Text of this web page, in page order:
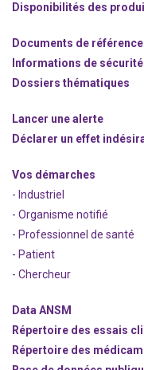
Disponibilités des
Documents de référence
Informations de sécurité
Dossiers thématiques
Lancer une alerte
Déclarer un effet
Vos démarches
- Industriel
- Organisme notifié
- Professionnel de santé
- Patient
- Chercheur
Data ANSM
Répertoire des essais
Répertoire des